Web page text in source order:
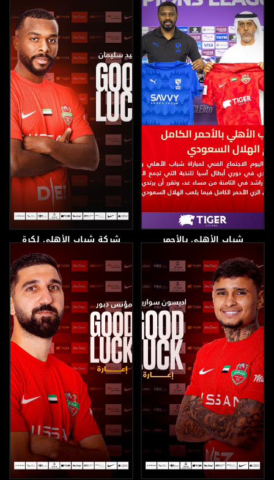
13 فبراير، 2026
المرتقبة
8 فبراير، 2026
شباب الأهلي بالأحمر
الكامل امام الهلال
السعودي
8 فبراير، 2026
شركة شباب الأهلي لكرة
القدم توافق على انضمام
اللاعب سعيد سليمان لنادي
البطائح
7 فبراير، 2026